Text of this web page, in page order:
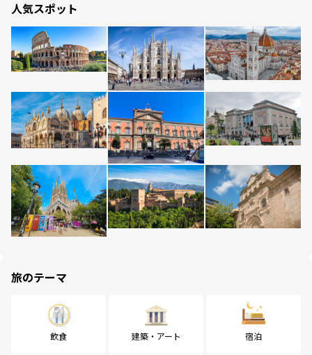
人気スポット
旅のテーマ
飲食 建築・アート 宿泊